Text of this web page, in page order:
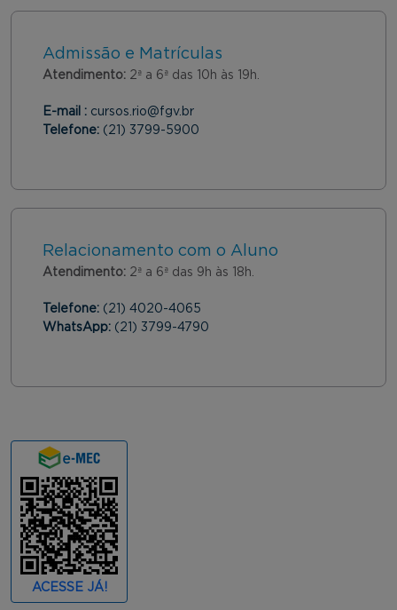
Admissão e Matrículas
Atendimento: 2ª a 6ª das 10h às 19h.
E-mail : cursos.rio@fgv.br
Telefone: (21) 3799-5900
Relacionamento com o Aluno
Atendimento: 2ª a 6ª das 9h às 18h.
Telefone: (21) 4020-4065
WhatsApp: (21) 3799-4790
ACESSE JÁ!